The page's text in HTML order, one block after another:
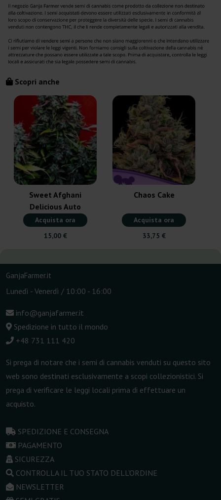
Scopri anche
Sweet Afghani
Delicious Auto
Acquista ora
15,00 €
Chaos Cake
Acquista ora
33,75 €
GanjaFarmer.it
Lunedì - Venerdì / 10:00 - 16:00
info@ganjafarmer.it
Spedizione in tutto il mondo
+48 731 111 420
Si prega di notare che i semi di cannabis venduti su questo sito
web sono destinati esclusivamente a scopi collezionistici. Si
prega di verificare le leggi locali prima di effettuare un
acquisto.
SPEDIZIONE E CONSEGNA
PAGAMENTO
SICUREZZA
CONTROLLA IL TUO STATO DELL'ORDINE
NEWSLETTER